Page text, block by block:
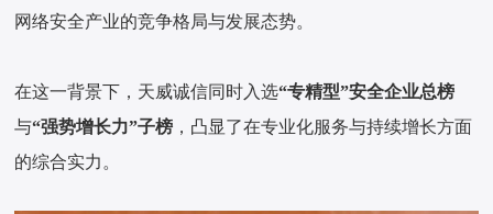
网络安全产业的竞争格局与发展态势。
在这一背景下，天威诚信同时入选“专精型”安全企业总榜
与“强势增长力”子榜 ，凸显了在专业化服务与持续增长方面
的综合实力。